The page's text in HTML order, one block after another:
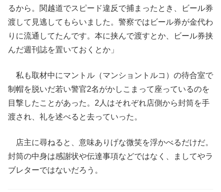
るから。関越道でスピード違反で捕まったとき、ビール券
渡して見逃してもらいました。警察ではビール券が金代わ
りに流通してたんです。本に挟んで渡すとか、ビール券挟
んだ週刊誌を置いておくとか」
私も取材中にマントル（マンショントルコ）の待合室で
制帽を脱いだ若い警官2名がかしこまって座っているのを
目撃したことがあった。2人はそれぞれ店側から封筒を手
渡され、礼を述べると去っていった。
店主に尋ねると、意味ありげな微笑を浮かべるだけだ。
封筒の中身は感謝状や伝達事項などではなく、ましてやラ
ブレターではないだろう。